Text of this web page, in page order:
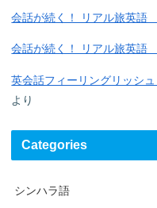
会話が続く！ リアル旅英語
会話が続く！ リアル旅英語
英会話フィーリングリッシ
より
Categories
シンハラ語